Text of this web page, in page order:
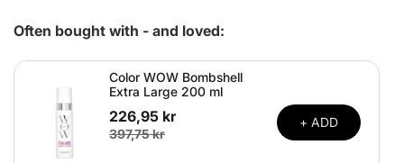
Often bought with - and loved:
Color WOW Bombshell
Extra Large 200 ml
226,95 kr
397,75 kr
+ ADD